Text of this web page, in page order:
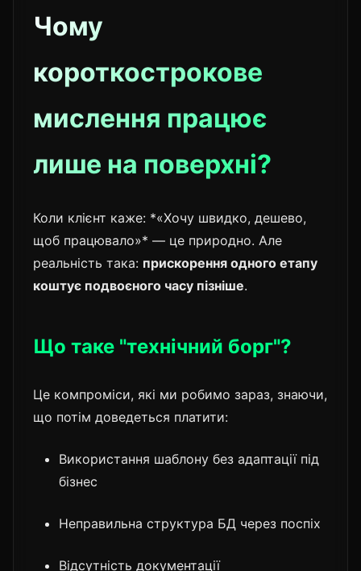
Чому
короткострокове
мислення працює
лише на поверхні?
Коли клієнт каже: *«Хочу швидко, дешево,
щоб працювало»* — це природно. Але
реальність така: прискорення одного етапу
коштує подвоєного часу пізніше.
Що таке "технічний борг"?
Це компроміси, які ми робимо зараз, знаючи,
що потім доведеться платити:
Використання шаблону без адаптації під
бізнес
Неправильна структура БД через поспіх
Відсутність документації